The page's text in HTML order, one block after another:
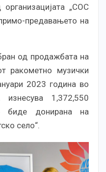
„СОС
предавањето на
од продажбата на
ракометно музички
2023 година во
1,372,550
биде донирана на
село“.